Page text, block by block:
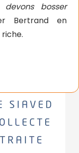
devons bosser
Bertrand en